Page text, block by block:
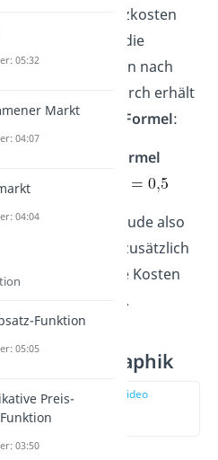
nun die Grenzkosten
und leitet die
nach
Menge x ab. Dadurch erhält
ihreGrenzkosten Formel:
Grenzkosten Formel
die Pommesbude also
Schale Pommes zusätzlich
steigen die Kosten
jeweils 50 Cent an.
Graphik
zur Stelle im Video
springen
05:32
Markt
04:07
04:04
Funktion
05:05
Preis-
03:50